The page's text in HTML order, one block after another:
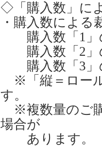
◇「購入数」に
・購入数による
購入数「1」
購入数「2」
購入数「3」
※「縦＝ロー
す。
※複数量のご
場合が
あります。